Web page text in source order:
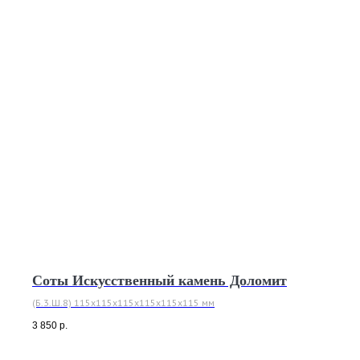
Соты Искусственный камень Доломит
(Б.3.Ш.8) 115х115х115х115х115х115 мм
3 850 р.